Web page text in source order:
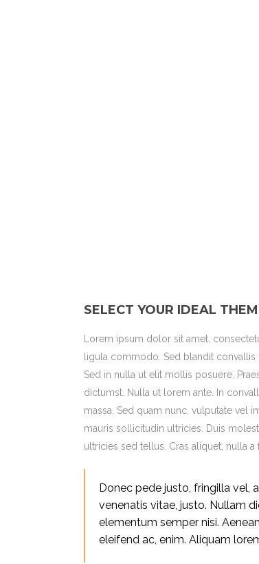
SELECT YOUR IDEAL
Lorem ipsum dolor sit amet,
ligula commodo. Sed blandit
Sed in nulla ut elit mollis posuere.
dictumst. Nulla ut lorem ante. In
massa. Sed quam nunc, vulputate vel
mauris sollicitudin ultricies. Duis
ultricies sed tellus. Cras aliquet, nulla
Donec pede justo, fringilla vel,
venenatis vitae, justo. Nullam
elementum semper nisi.
eleifend ac, enim. Aliquam